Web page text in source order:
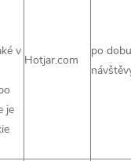
v
je
Hotjar.com
po dobu